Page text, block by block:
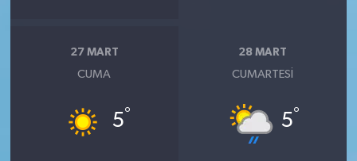
27 MART
CUMA
5°
28 MART
CUMARTESI
5°